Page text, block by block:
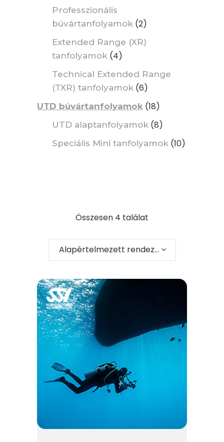
Professzionális
búvártanfolyamok (2)
Extended Range (XR)
tanfolyamok (4)
Technical Extended Range
(TXR) tanfolyamok (6)
UTD búvártanfolyamok (18)
UTD alaptanfolyamok (8)
Speciális Mini tanfolyamok (10)
Összesen 4 találat
Alapértelmezett rendezés